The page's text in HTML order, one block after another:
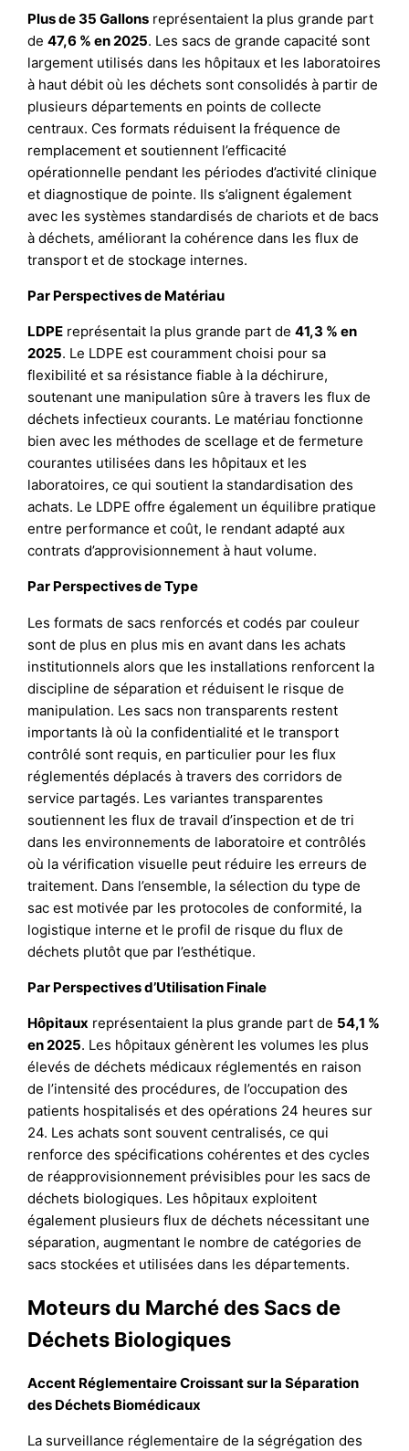
Plus de 35 Gallons représentaient la plus grande part
de47,6 % en 2025. Les sacs de grande capacité sont
largement utilisés dans les hôpitaux et les laboratoires
à haut débit où les déchets sont consolidés à partir de
plusieurs départements en points de collecte
centraux. Ces formats réduisent la fréquence de
remplacement et soutiennent l’efficacité
opérationnelle pendant les périodes d’activité clinique
et diagnostique de pointe. Ils s’alignent également
avec les systèmes standardisés de chariots et de bacs
à déchets, améliorant la cohérence dans les flux de
transport et de stockage internes.
Par Perspectives de Matériau
LDPE représentait la plus grande part de41,3 % en
2025. Le LDPE est couramment choisi pour sa
flexibilité et sa résistance fiable à la déchirure,
soutenant une manipulation sûre à travers les flux de
déchets infectieux courants. Le matériau fonctionne
bien avec les méthodes de scellage et de fermeture
courantes utilisées dans les hôpitaux et les
laboratoires, ce qui soutient la standardisation des
achats. Le LDPE offre également un équilibre pratique
entre performance et coût, le rendant adapté aux
contrats d’approvisionnement à haut volume.
Par Perspectives de Type
Les formats de sacs renforcés et codés par couleur
sont de plus en plus mis en avant dans les achats
institutionnels alors que les installations renforcent la
discipline de séparation et réduisent le risque de
manipulation. Les sacs non transparents restent
importants là où la confidentialité et le transport
contrôlé sont requis, en particulier pour les flux
réglementés déplacés à travers des corridors de
service partagés. Les variantes transparentes
soutiennent les flux de travail d’inspection et de tri
dans les environnements de laboratoire et contrôlés
où la vérification visuelle peut réduire les erreurs de
traitement. Dans l’ensemble, la sélection du type de
sac est motivée par les protocoles de conformité, la
logistique interne et le profil de risque du flux de
déchets plutôt que par l’esthétique.
Par Perspectives d’Utilisation Finale
Hôpitaux représentaient la plus grande part de 54,1 %
en 2025. Les hôpitaux génèrent les volumes les plus
élevés de déchets médicaux réglementés en raison
de l’intensité des procédures, de l’occupation des
patients hospitalisés et des opérations 24 heures sur
24. Les achats sont souvent centralisés, ce qui
renforce des spécifications cohérentes et des cycles
de réapprovisionnement prévisibles pour les sacs de
déchets biologiques. Les hôpitaux exploitent
également plusieurs flux de déchets nécessitant une
séparation, augmentant le nombre de catégories de
sacs stockées et utilisées dans les départements.
Moteurs du Marché des Sacs de
Déchets Biologiques
Accent Réglementaire Croissant sur la Séparation
des Déchets Biomédicaux
La surveillance réglementaire de la ségrégation des